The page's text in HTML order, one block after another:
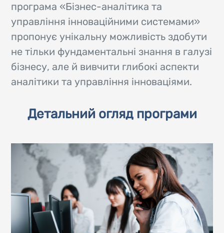
програма «Бізнес-аналітика та
управління інноваційними системами»
пропонує унікальну можливість здобути
не тільки фундаментальні знання в галузі
бізнесу, але й вивчити глибокі аспекти
аналітики та управління інноваціями.
Детальний огляд програми